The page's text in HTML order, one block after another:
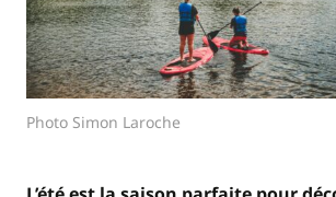
Photo Simon Laroche